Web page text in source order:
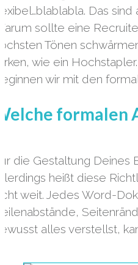
Das
sollte eine
Tönen
wie ein
wir mit den
formalen
die Gestaltung Deines
heißt diese
weit. Jedes Word-
alles verstellst,